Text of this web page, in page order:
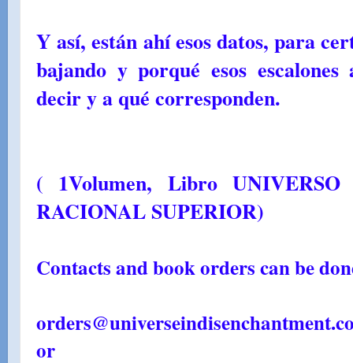
Y así, están ahí esos datos, para
bajando y porqué esos
decir y a qué corresponden.
( 1Volumen, Libro UNIVERSO
RACIONAL SUPERIOR)
Contacts and book orders can be
or